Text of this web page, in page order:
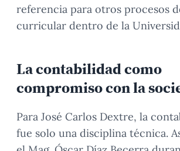
referencia para otros procesos
curricular dentro de la
La contabilidad como
compromiso con la
Para José Carlos Dextre, la
fue solo una disciplina técnica.